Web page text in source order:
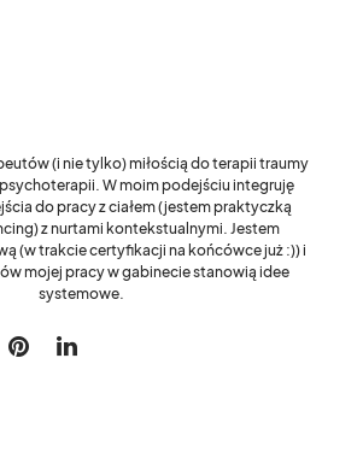
(i nie tylko) miłością do terapii traumy
W moim podejściu integruję
do pracy z ciałem (jestem praktyczką
z nurtami kontekstualnymi. Jestem
(w trakcie certyfikacji na końcówce już :)) i
mojej pracy w gabinecie stanowią idee
systemowe.